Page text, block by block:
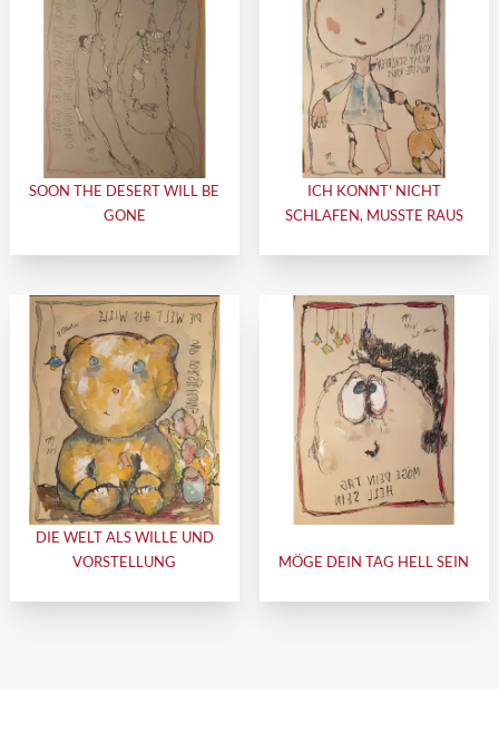
SOON THE DESERT WILL BE
GONE
ICH KONNT' NICHT
SCHLAFEN, MUSSTE RAUS
DIE WELT ALS WILLE UND
VORSTELLUNG
MÖGE DEIN TAG HELL SEIN